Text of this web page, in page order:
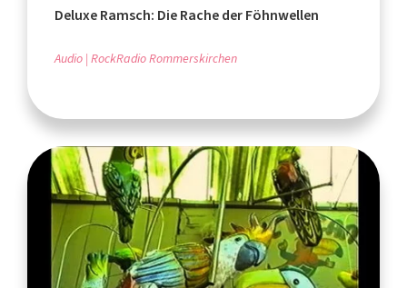
Deluxe Ramsch: Die Rache der Föhnwellen
Audio RockRadio Rommerskirchen